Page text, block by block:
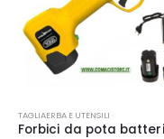
TAGLIAERBA E UTENSILI